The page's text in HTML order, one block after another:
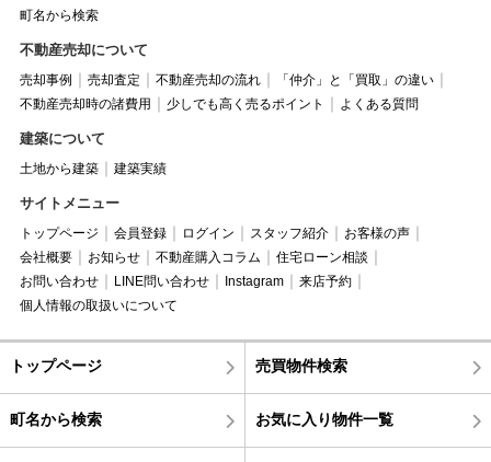
町名から検索
不動産売却について
売却事例 売却査定 不動産売却の流れ
「仲介」と「買取」の違い
不動産売却時の諸費用
少しでも高く売るポイント よくある質問
建築について
土地から建築 建築実績
サイトメニュー
トップページ 会員登録 ログイン スタッフ紹介
お客様の声
会社概要
お知らせ 不動産購入コラム
住宅ローン相談
お問い合わせ
LINE問い合わせ Instagram
来店予約
個人情報の取扱いについて
トップページ 売買物件検索
町名から検索 お気に入り物件一覧